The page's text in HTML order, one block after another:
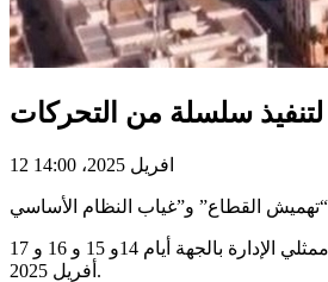
سلسلة من التحركات
12 افريل 2025، 14:00
وأعلن المكتب التنفيذي للفرع الجامعي للتخطيط و المالية بصفاقس في بيان صدر عنه الجمعة 11 افريل 2025 عن تنظيم وقفات احتجاجية لمدة ساعتين أمام مكاتب ممثلي الإدارة بالجهة أيام 14و 15 و 16 و 17
أفريل 2025.